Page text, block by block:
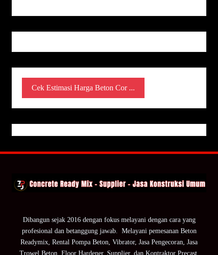
Cek Estimasi Harga Beton Cor ...
Dibangun sejak 2016 dengan fokus melayani dengan cara yang
profesional dan betanggung jawab. Melayani pemesanan Beton
Readymix, Rental Pompa Beton, Vibrator, Jasa Pengecoran, Jasa
Trowel Beton, Floor Hardener, Supplier, dan Kontraktor Precast.